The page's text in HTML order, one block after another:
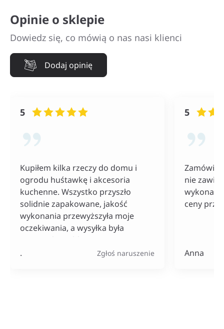
Opinie o sklepie
Dowiedz się, co mówią o nas nasi klienci
Dodaj opinię
5
Kupiłem kilka rzeczy do domu i
ogrodu huśtawkę i akcesoria
kuchenne. Wszystko przyszło
solidnie zapakowane, jakość
wykonania przewyższyła moje
oczekiwania, a wysyłka była
naprawdę szybka. Do tego ceny
bardzo konkurencyjne, szczególnie
. Zgłoś naruszenie
5
nie
ceny
Anna